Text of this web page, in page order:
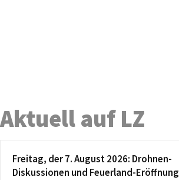
Aktuell auf LZ
Freitag, der 7. August 2026: Drohnen-
Diskussionen und Feuerland-Eröffnung